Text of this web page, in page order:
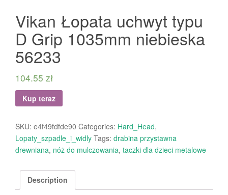
Vikan Łopata uchwyt typu
D Grip 1035mm niebieska
56233
104.55 zł
Kup teraz
SKU: e4f49fdfde90 Categories: Hard_Head,
Lopaty_szpadle_i_widly Tags: drabina przystawna
drewniana, nóż do mulczowania, taczki dla dzieci metalowe
Description